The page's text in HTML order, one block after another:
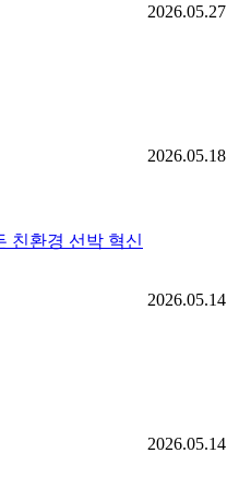
2026.05.27
2026.05.18
친환경 선박 혁신
2026.05.14
2026.05.14